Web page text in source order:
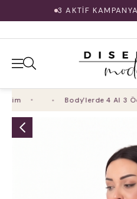
3 AKTİF
Body'lerde 4 Al 3 Öde